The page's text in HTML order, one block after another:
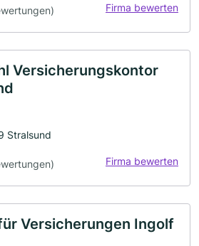
Firma bewerten
Versicherungskontor
Stralsund
Firma bewerten
Versicherungen Ingolf